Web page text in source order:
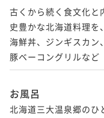
古くから続く食文化と
史豊かな北海道料理を
海鮮丼、ジンギスカン
豚ベーコングリルなど
お風呂
北海道三大温泉郷のひ